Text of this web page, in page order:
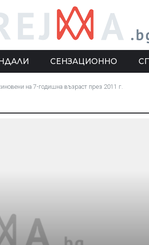
СЕНЗАЦИОННО
на 7-годишна възраст през 2011 г.